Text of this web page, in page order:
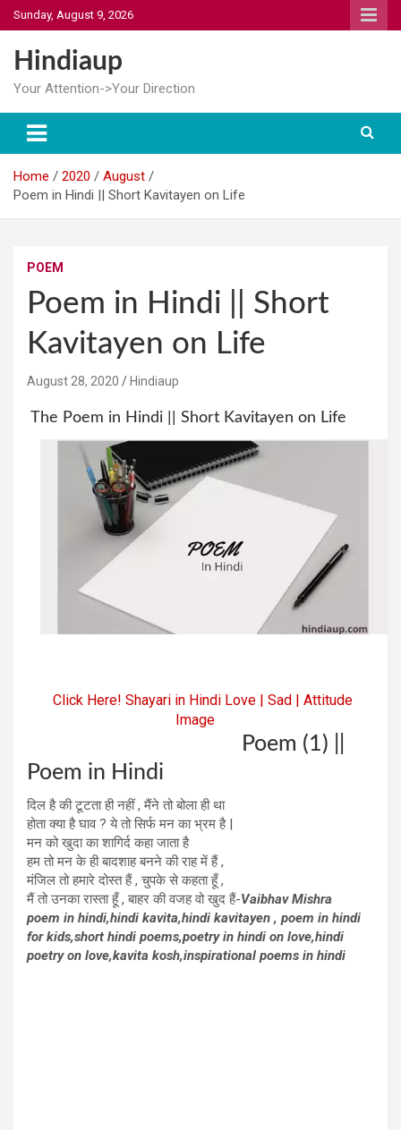
Skip
to
content
Sunday, August 9, 2026
Hindiaup
Your Attention->Your Direction
Home 2020
August
Poem in Hindi || Short Kavitayen on Life
POEM
Poem in Hindi || Short
Kavitayen on Life
August 28, 2020 Hindiaup
The Poem in Hindi || Short Kavitayen on Life
Click Here! Shayari in Hindi Love | Sad | Attitude
Image
Poem (1) ||
Poem in Hindi
दिल है की टूटता ही नहीं , मैंने तो बोला ही था
होता क्या है घाव ? ये तो सिर्फ मन का भ्रम है |
मन को खुदा का शागिर्द कहा जाता है
हम तो मन के ही बादशाह बनने की राह में हैं ,
मंजिल तो हमारे दोस्त हैं , चुपके से कहता हूँ ,
मैं तो उनका रास्ता हूँ , बाहर की वजह वो खुद हैं-Vaibhav Mishra
poem in hindi,hindi kavita,hindi kavitayen , poem in hindi
for kids,short hindi poems,poetry in hindi on love,hindi
poetry on love,kavita kosh,inspirational poems in hindi